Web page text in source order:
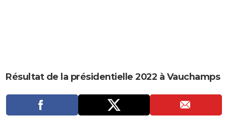
CARTE DE VOEUX
DICTIONNAIRE
Dictionnaire
Biographies
Expressions
Proverbes
PROGRAMME TV
Résultat de la présidentielle 2022 à Vauchamps